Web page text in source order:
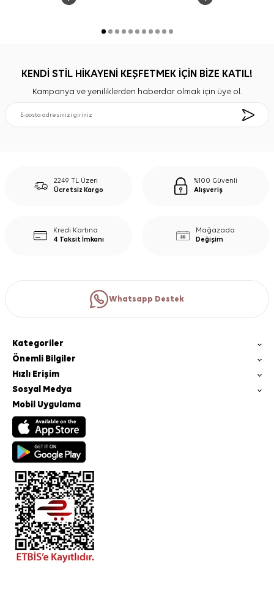
KENDİ STİL HİKAYENİ KEŞFETMEK İÇİN BİZE KATIL!
Kampanya ve yeniliklerden haberdar olmak için üye ol.
2249 TL Üzeri
Ücretsiz Kargo
%100 Güvenli
Alışveriş
Kredi Kartına
4 Taksit İmkanı
Mağazada
Değişim
Whatsapp Destek
Kategoriler
Önemli Bilgiler
Hızlı Erişim
Sosyal Medya
Mobil Uygulama